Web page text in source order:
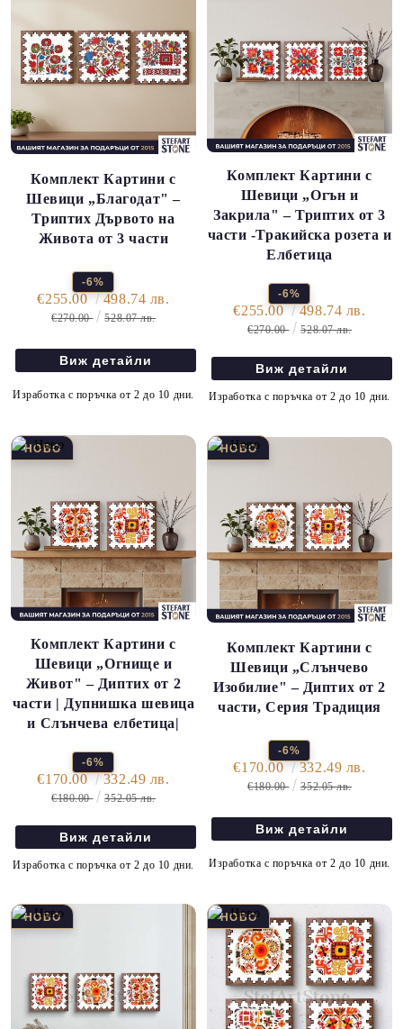
Комплект Картини с
Шевици „Благодат" –
Триптих Дървото на
Живота от 3 части
-6%
€255.00 498.74 лв.
€270.00 528.07 лв.
Виж детайли
Изработка с поръчка от 2 до 10 дни.
Комплект Картини с
Шевици „Огън и
Закрила" – Триптих от 3
части -Тракийска розета и
Елбетица
-6%
€255.00 498.74 лв.
€270.00 528.07 лв.
Виж детайли
Изработка с поръчка от 2 до 10 дни.
Комплект Картини с
Шевици „Огнище и
Живот" – Диптих от 2
части | Дупнишка шевица
и Слънчева елбетица|
-6%
€170.00 332.49 лв.
€180.00 352.05 лв.
Виж детайли
Изработка с поръчка от 2 до 10 дни.
Комплект Картини с
Шевици „Слънчево
Изобилие" – Диптих от 2
части, Серия Традиция
-6%
€170.00 332.49 лв.
€180.00 352.05 лв.
Виж детайли
Изработка с поръчка от 2 до 10 дни.